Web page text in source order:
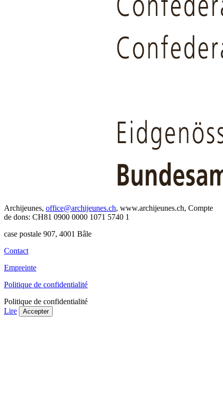
Archijeunes, office@archijeunes.ch, www.archijeunes.ch, Compte
de dons: CH81 0900 0000 1071 5740 1
case postale 907, 4001 Bâle
Contact
Empreinte
Politique de confidentialité
Politique de confidentialité
Lire
Accepter